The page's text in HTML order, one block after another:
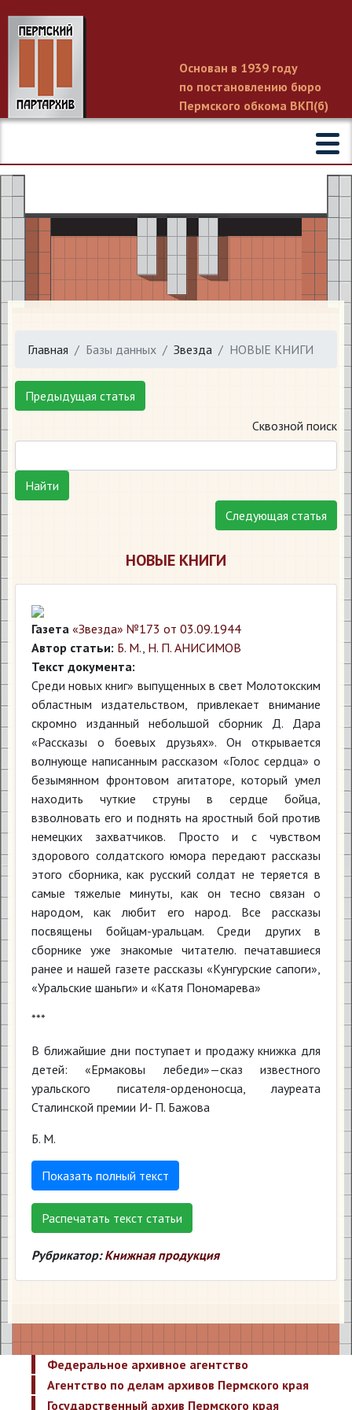
Основан в 1939 году
по постановлению бюро
Пермского обкома ВКП(б)
Главная Базы данных Звезда НОВЫЕ КНИГИ
Предыдущая статья
Сквозной поиск
Найти
Следующая статья
НОВЫЕ КНИГИ
Газета «Звезда» №173 от 03.09.1944
Автор статьи: Б. М., Н. П. АНИСИМОВ
Текст документа:
Среди новых книг» выпущенных в свет Молотокским
областным издательством, привлекает внимание
скромно изданный небольшой сборник Д. Дара
«Рассказы о боевых друзьях». Он открывается
волнующе написанным рассказом «Голос сердца» о
безымянном фронтовом агитаторе, который умел
находить чуткие струны в сердце бойца,
взволновать его и поднять на яростный бой против
немецких захватчиков. Просто и с чувством
здорового солдатского юмора передают рассказы
этого сборника, как русский солдат не теряется в
самые тяжелые минуты, как он тесно связан о
народом, как любит его народ. Все рассказы
посвящены бойцам-уральцам. Среди других в
сборнике уже знакомые читателю. печатавшиеся
ранее и нашей газете рассказы «Кунгурские сапоги»,
«Уральские шаньги» и «Катя Пономарева»
***
В ближайшие дни поступает и продажу книжка для
детей: «Ермаковы лебеди»—сказ известного
уральского писателя-орденоносца, лауреата
Сталинской премии И- П. Бажова
Б. М.
Показать полный текст
Распечатать текст статьи
Рубрикатор: Книжная продукция
Федеральное архивное агентство
Агентство по делам архивов Пермского края
Государственный архив Пермского края